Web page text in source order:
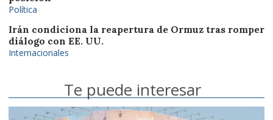
Política
Irán condiciona la reapertura de Ormuz tras romper
diálogo con EE. UU.
Internacionales
Te puede interesar